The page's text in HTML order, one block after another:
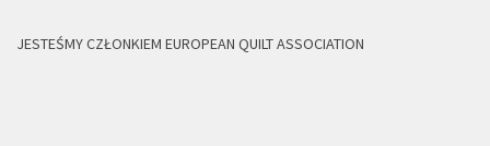
JESTEŚMY CZŁONKIEM EUROPEAN QUILT ASSOCIATION